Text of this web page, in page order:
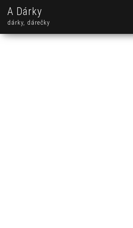
A Dárky
dárky, dárečky